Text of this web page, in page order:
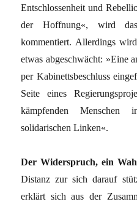
Entschlossenheit und
der Hoffnung«, wird das
kommentiert. Allerdings
etwas abgeschwächt: »Eine
per Kabinettsbeschluss
Seite eines
kämpfenden
solidarischen Linken«.
Der Widerspruch, ein
Distanz zur sich darauf
erklärt sich aus der